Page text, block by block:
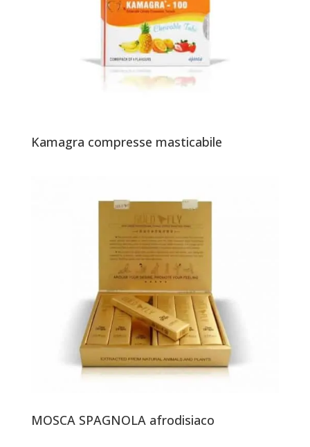
Kamagra compresse masticabile
MOSCA SPAGNOLA afrodisiaco